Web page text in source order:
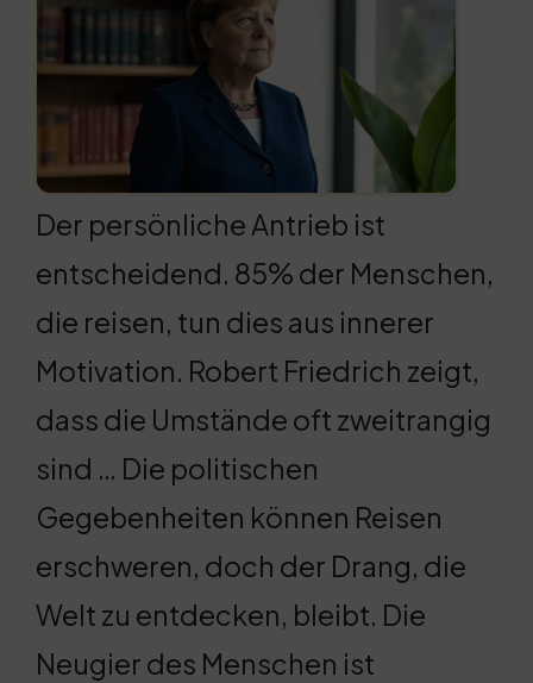
Der persönliche Antrieb ist
entscheidend. 85% der Menschen,
die reisen, tun dies aus innerer
Motivation. Robert Friedrich zeigt,
dass die Umstände oft zweitrangig
sind … Die politischen
Gegebenheiten können Reisen
erschweren, doch der Drang, die
Welt zu entdecken, bleibt. Die
Neugier des Menschen ist